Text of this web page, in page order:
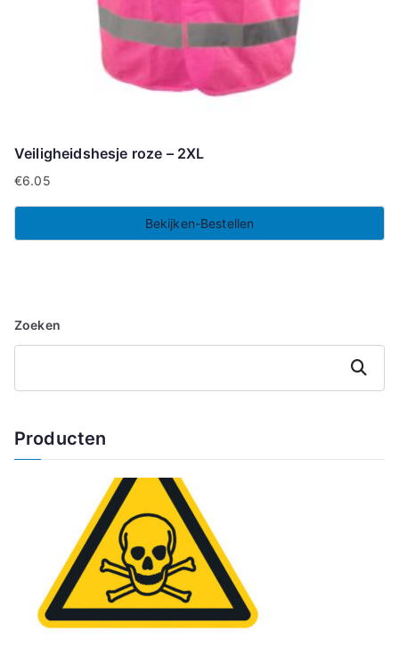
Veiligheidshesje roze – 2XL
€6.05
Bekijken-Bestellen
Zoeken
Zoeken
Producten